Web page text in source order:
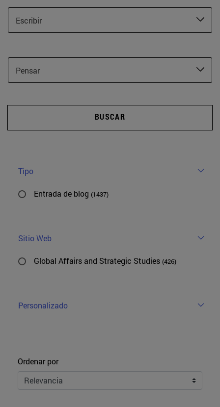
Escribir
Pensar
BUSCAR
Tipo
Entrada de blog (1437)
Sitio Web
Global Affairs and Strategic Studies (426)
Personalizado
Ordenar
Ordenar por